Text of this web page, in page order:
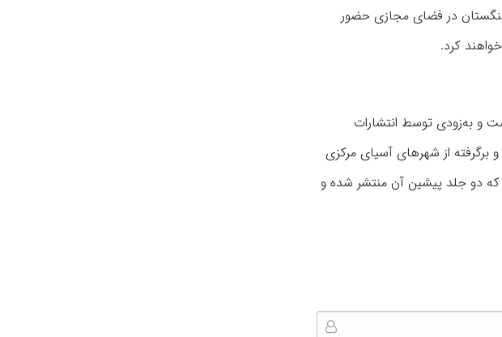
در فضای مجازی حضور
کرد.
و به‌زودی توسط انتشارات
از شهرهای آسیای مرکزی
که دو جلد پیشین آن منتشر شده و